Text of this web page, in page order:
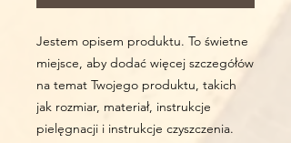
Jestem opisem produktu. To świetne
miejsce, aby dodać więcej szczegółów
na temat Twojego produktu, takich
jak rozmiar, materiał, instrukcje
pielęgnacji i instrukcje czyszczenia.